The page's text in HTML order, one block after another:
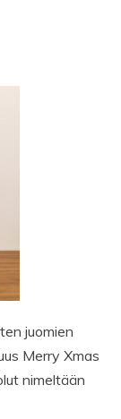
juomien
Merry Xmas
nimeltään